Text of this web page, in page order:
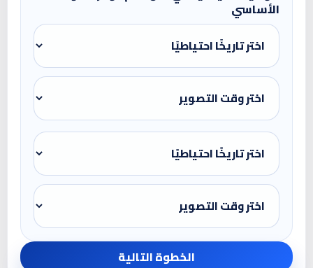
الأساسي
الخطوة التالية